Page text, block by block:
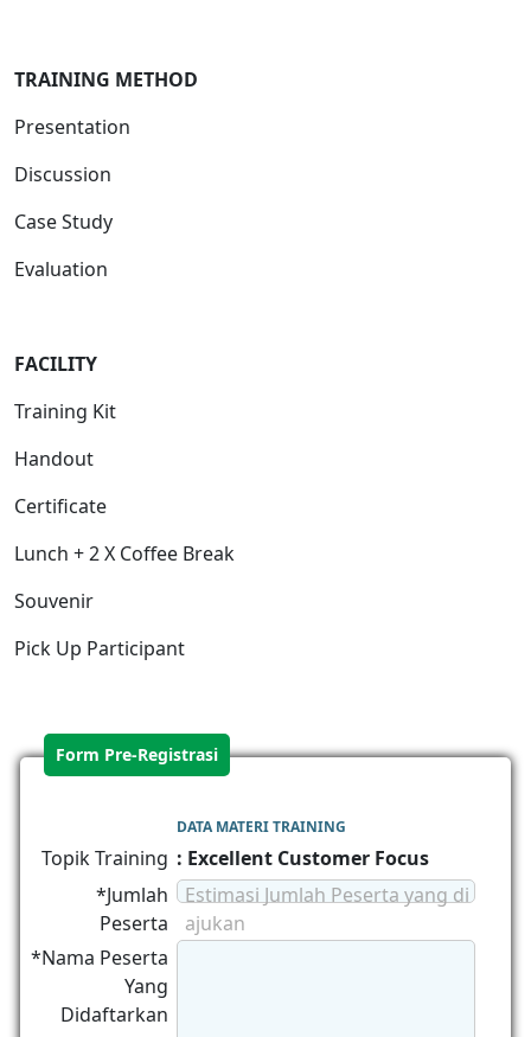
TRAINING METHOD
Presentation
Discussion
Case Study
Evaluation
FACILITY
Training Kit
Handout
Certificate
Lunch + 2 X Coffee Break
Souvenir
Pick Up Participant
Form Pre-Registrasi
DATA MATERI TRAINING
Topik Training : Excellent Customer Focus
*Jumlah
Peserta
Estimasi Jumlah Peserta yang di
ajukan
*Nama Peserta
Yang
Didaftarkan